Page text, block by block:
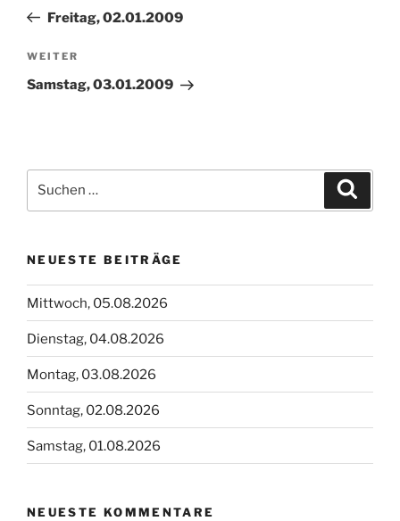
Beitrag
Freitag, 02.01.2009
Nächster
Beitrag
WEITER
Samstag, 03.01.2009
nach:
NEUESTE BEITRÄGE
Mittwoch, 05.08.2026
Dienstag, 04.08.2026
Montag, 03.08.2026
Sonntag, 02.08.2026
Samstag, 01.08.2026
NEUESTE KOMMENTARE